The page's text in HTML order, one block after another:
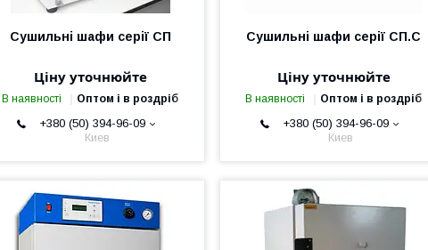
Сушильні шафи серії СП
Ціну уточнюйте
В наявності Оптом і в роздріб
+380 (50) 394-96-09
Киев
Сушильні шафи серії СП.С
Ціну уточнюйте
В наявності Оптом і в роздріб
+380 (50) 394-96-09
Киев